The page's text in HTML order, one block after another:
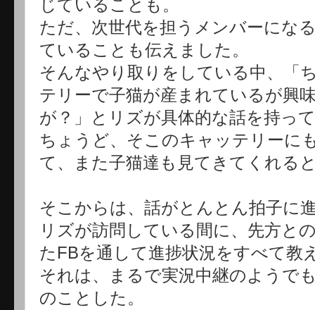
じていることも。
ただ、次世代を担うメンバーにな
ていることも伝えました。
そんなやり取りをしている中、「
テリーで子猫が産まれているが興
が？」とリズが具体的な話を持っ
ちょうど、そこのキャッテリーに
て、また子猫達も見てきてくれる
そこからは、話がとんとん拍子に
リズが訪問している間に、先方と
たFBを通して進捗状況をすべて教
それは、まるで実況中継のようで
のことした。